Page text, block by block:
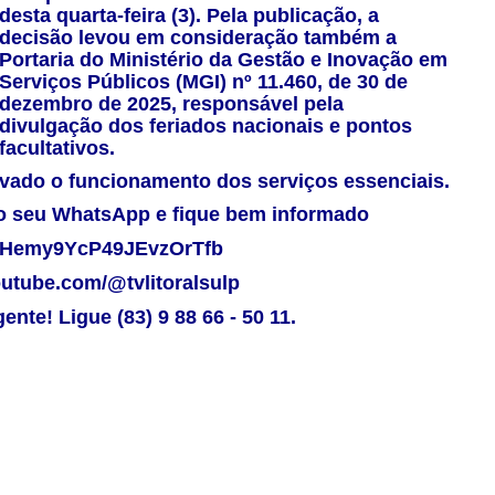
desta quarta-feira (3). Pela publicação, a
decisão levou em consideração também a
Portaria do Ministério da Gestão e Inovação em
Serviços Públicos (MGI) nº 11.460, de 30 de
dezembro de 2025, responsável pela
divulgação dos feriados nacionais e pontos
facultativos.
o funcionamento dos serviços essenciais.
seu WhatsApp e fique bem informado
@tvlitoralsulp
Ligue (83) 9 88 66 - 50 11.